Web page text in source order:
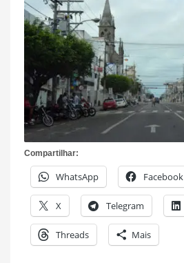
Compartilhar:
WhatsApp Facebook
X Telegram
Threads Mais